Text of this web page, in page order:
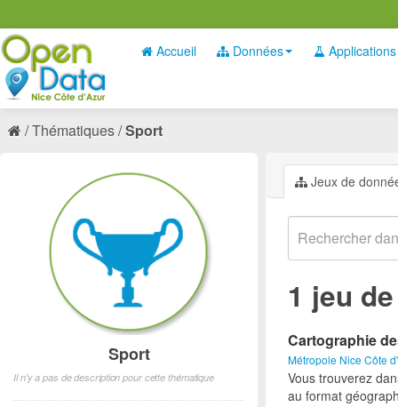
Accueil Données Applications
Thématiques Sport
Jeux de
1 jeu
Cartographie
Métropole Nice Côte
Vous trouverez
au format
Sport
Il n'y a pas de description pour cette thématique